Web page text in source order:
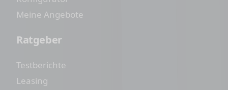
Meine Angebote
Ratgeber
Testberichte
Leasing